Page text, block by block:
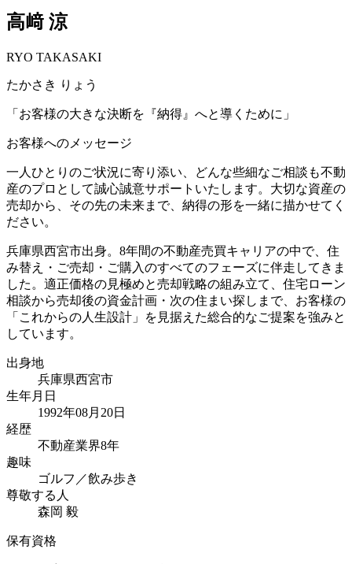
高﨑 涼
RYO TAKASAKI
たかさき りょう
「 お客様の大きな決断を『納得』へと導くために 」
お客様へのメッセージ
一人ひとりのご状況に寄り添い、どんな些細なご相談も不動
産のプロとして誠心誠意サポートいたします。大切な資産の
売却から、その先の未来まで、納得の形を一緒に描かせてく
ださい。
兵庫県西宮市出身。8年間の不動産売買キャリアの中で、住
み替え・ご売却・ご購入のすべてのフェーズに伴走してきま
した。適正価格の見極めと売却戦略の組み立て、住宅ローン
相談から売却後の資金計画・次の住まい探しまで、お客様の
「これからの人生設計」を見据えた総合的なご提案を強みと
しています。
出身地
兵庫県西宮市
生年月日
1992年08月20日
経歴
不動産業界8年
趣味
ゴルフ／飲み歩き
尊敬する人
森岡 毅
保有資格